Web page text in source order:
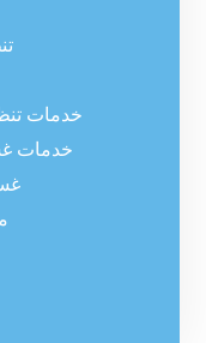
خدمات
خدمات